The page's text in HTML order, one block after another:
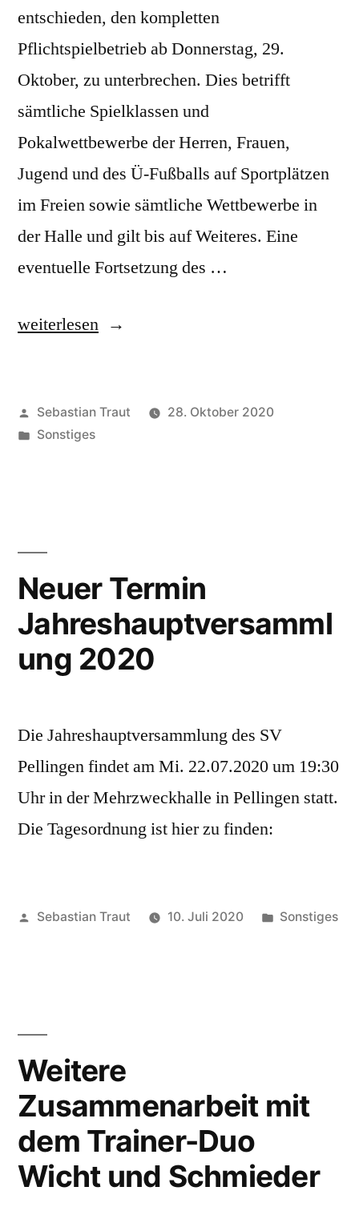
entschieden, den kompletten
Pflichtspielbetrieb ab Donnerstag, 29.
Oktober, zu unterbrechen. Dies betrifft
sämtliche Spielklassen und
Pokalwettbewerbe der Herren, Frauen,
Jugend und des Ü-Fußballs auf Sportplätzen
im Freien sowie sämtliche Wettbewerbe in
der Halle und gilt bis auf Weiteres. Eine
eventuelle Fortsetzung des …
„FVR
auf
weiteres
weiterlesen
Veröffentlicht
von
Sebastian Traut
28. Oktober 2020
Veröffentlicht
Sonstiges
Neuer Termin
Jahreshauptversamml
ung 2020
Die Jahreshauptversammlung des SV
Pellingen findet am Mi. 22.07.2020 um 19:30
Uhr in der Mehrzweckhalle in Pellingen statt.
Die Tagesordnung ist hier zu finden:
Veröffentlicht
Sebastian Traut 10. Juli 2020 Sonstiges
Weitere
Zusammenarbeit mit
dem Trainer-Duo
Wicht und Schmieder